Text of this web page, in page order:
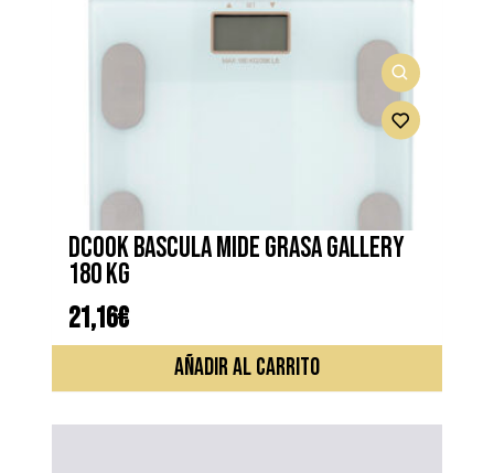
DCOOK BASCULA MIDE GRASA GALLERY
180 KG
21,16€
AÑADIR AL CARRITO